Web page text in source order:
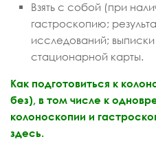
Взять с собой (при
гастроскопию;
исследований;
стационарной карты.
Как подготовиться к
без), в том числе к
колоноскопии и
здесь.